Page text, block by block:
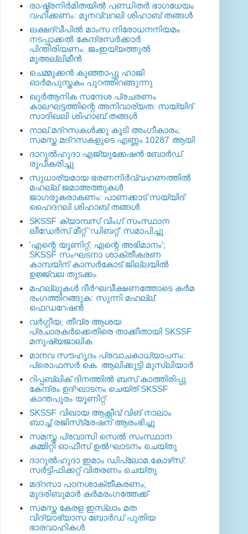
രാഷ്ട്രനിര്‍മിതയില്‍ പണ്ഡിതര്‍ ഭാഗധേയം
വഹിക്കണം: മുനവ്വറലി ശിഹാബ് തങ്ങള്‍
ലക്ഷദ്വീപില്‍ മാംസ നിരോധനനിയമം
നടപ്പാക്കല്‍ കേന്ദ്രസര്‍ക്കാര്‍
പിന്തിരിയണം: ജംഇയ്യത്തുല്‍
മുഅല്ലിമീന്‍
ചെമ്മുക്കന്‍ കുഞ്ഞാപ്പു ഹാജി
ഓര്‍മപുസ്തകം പുറത്തിറങ്ങുന്നു
ഖുര്‍ആനിക സന്ദേശ പ്രചരണം
കാലഘട്ടത്തിന്റെ അനിവാര്യത: സയ്യിദ്
സാദിഖലി ശിഹാബ് തങ്ങള്‍
നാല് മദ്‌റസകള്‍ക്കു കൂടി അംഗീകാരം;
സമസ്ത മദ്‌റസകളുടെ എണ്ണം 10287 ആയി
ദാറുല്‍ഹുദാ എജ്യുക്കേഷന്‍ ബോര്‍ഡ്
രൂപീകരിച്ചു
സുധാര്യമായ ഭരണനിര്‍വ്വഹണത്തില്‍
മഹല്ല് ജമാഅത്തുകള്‍
ജാഗരൂകരാകണം: പാണക്കാട് സയ്യിദ്
ഹൈദറലി ശിഹാബ് തങ്ങള്‍
SKSSF ക്യാമ്പസ് വിംഗ് സംസ്ഥാന
ലീഡേർസ് മീറ്റ് 'ഡിബറ്റ്' സമാപിച്ചു
'എന്റെ യൂണിറ്റ്, എന്റെ അഭിമാനം';
SKSSF സംഘടനാ ശാക്തീകരണ
കാമ്പയിന് കാസര്‍കോട് ജില്ലയില്‍
ഉജ്ജ്വല തുടക്കം
മഹല്ലുകള്‍ ദീര്‍ഘവീക്ഷണത്തോടെ കര്‍മ
രംഗത്തിറങ്ങുക: സുന്നി മഹല്ല്
ഫെഡറേഷന്‍
വര്‍ഗ്ഗീയ, തീവ്ര ആശയ
പ്രചാരകര്‍ക്കെതിരെ താക്കീതായി SKSSF
മനുഷ്യജാലിക
മാനവ സൗഹൃദം പ്രവാചകാധ്യാപനം:
പ്രൊഫസർ കെ. ആലിക്കുട്ടി മുസ്ലിയാർ
റിപ്പബ്ലിക് ദിനത്തില്‍ ബസ് കാത്തിരിപ്പു
കേന്ദ്രം ഉദ്ഘാടനം ചെയ്ത്‌ SKSSF
കാന്തപുരം യൂണിറ്റ്
SKSSF വിഖായ ആക്റ്റീവ് വിങ് നാലാം
ബാച്ച് രജിസ്‌ട്രേഷന് ആരംഭിച്ചു
സമസ്ത പ്രവാസി സെല്‍ സംസ്ഥാന
കമ്മിറ്റി ഓഫീസ് ഉല്‍ഘാടനം ചെയ്തു
ദാറുല്‍ഹുദാ ഇമാം ഡിപ്ലോമ കോഴ്‌സ്:
സര്‍ട്ടിഫിക്കറ്റ് വിതരണം ചെയ്തു
മദ്‌റസാ പഠനശാക്തീകരണം;
മുദരിബുമാര്‍ കര്‍മരംഗത്തേക്ക്
സമസ്ത കേരള ഇസ്ലാം മത
വിദ്യാഭ്യാസ ബോര്‍ഡ് പുതിയ
ഭാരവാഹികള്‍